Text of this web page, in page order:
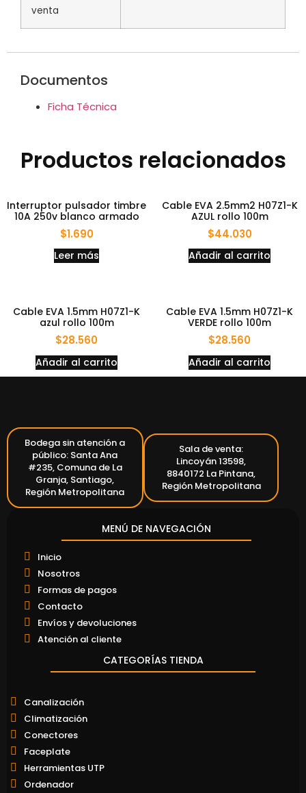
venta
Documentos
Ficha Técnica
Productos relacionados
Interruptor pulsador timbre
10A 250v blanco armado
$1.690
Leer más
Cable EVA 2.5mm2 H07Z1-K
AZUL rollo 100m
$44.030
Añadir al carrito
Cable EVA 1.5mm H07Z1-K
azul rollo 100m
$28.560
Añadir al carrito
Cable EVA 1.5mm H07Z1-K
VERDE rollo 100m
$28.560
Añadir al carrito
Bodega sin atención a
público: Santa Ana
#235, Comuna de La
Granja, Santiago,
Región Metropolitana
Sala de venta:
Lincoyán 13598,
8840172 La Pintana,
Región Metropolitana
MENÚ DE NAVEGACIÓN
Inicio
Nosotros
Formas de pagos
Contacto
Envíos y devoluciones
Atención al cliente
CATEGORÍAS TIENDA
Canalización
Climatización
Conectores
Faceplate
Herramientas UTP
Ordenador